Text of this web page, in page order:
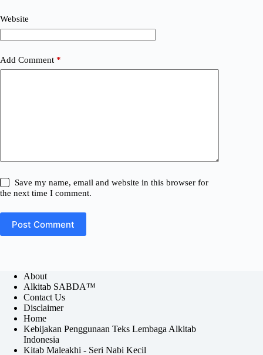
Website
Add Comment *
Save my name, email and website in this browser for
the next time I comment.
Post Comment
About
Alkitab SABDA™
Contact Us
Disclaimer
Home
Kebijakan Penggunaan Teks Lembaga Alkitab
Indonesia
Kitab Maleakhi - Seri Nabi Kecil